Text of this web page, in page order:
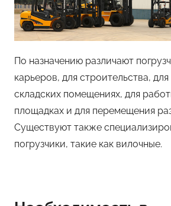
По назначению различают
карьеров, для строительства,
складских помещениях, для
площадках и для перемещения
Существуют также
погрузчики, такие как вилочные.